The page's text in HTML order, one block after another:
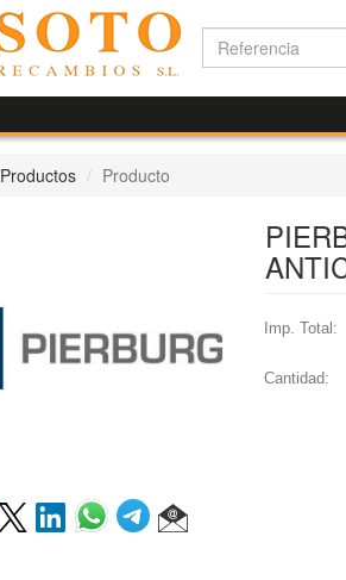
Productos Producto
Imp. Total:
Cantidad: